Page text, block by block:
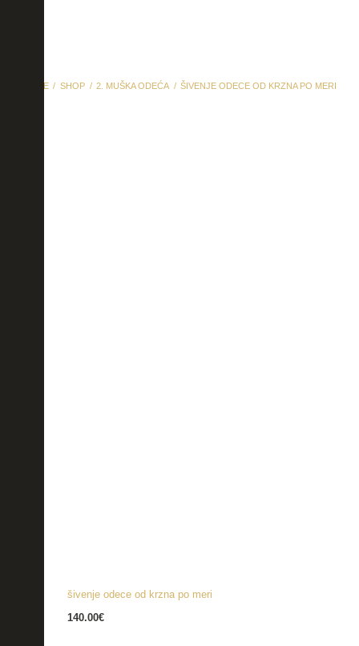
HOME SHOP 2. MUŠKA ODEĆA ŠIVENJE ODECE OD KRZNA PO MERI
šivenje odece od krzna po meri
140.00€